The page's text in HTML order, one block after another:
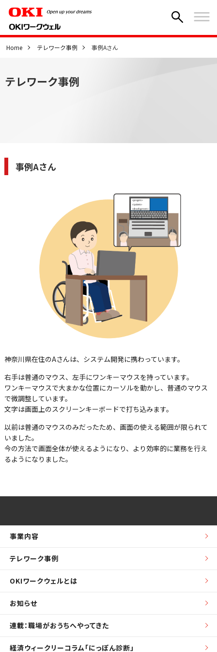
Home テレワーク事例 事例Aさん
テレワーク事例
事例Aさん
神奈川県在住のAさんは、システム開発に携わっています。
右手は普通のマウス、左手にワンキーマウスを持っています。
ワンキーマウスで大まかな位置にカーソルを動かし、普通のマウス
で微調整しています。
文字は画面上のスクリーンキーボードで打ち込みます。
以前は普通のマウスのみだったため、画面の使える範囲が限られて
いました。
今の方法で画面全体が使えるようになり、より効率的に業務を行え
るようになりました。
事業内容
テレワーク事例
OKIワークウェルとは
お知らせ
連載：職場がおうちへやってきた
経済ウィークリーコラム「にっぽん診断」